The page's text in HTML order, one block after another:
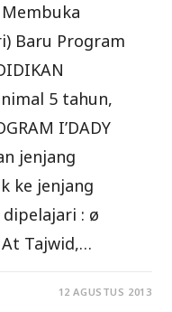
Baru Program
5 tahun,
I’DADY
jenjang
ke jenjang
: ø
At Tajwid,…
12 AGUSTUS 2013